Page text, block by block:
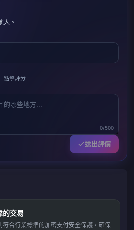
人。
點擊評分
0/500
送出評價
的交易
符合行業標準的加密支付安全保護，確保